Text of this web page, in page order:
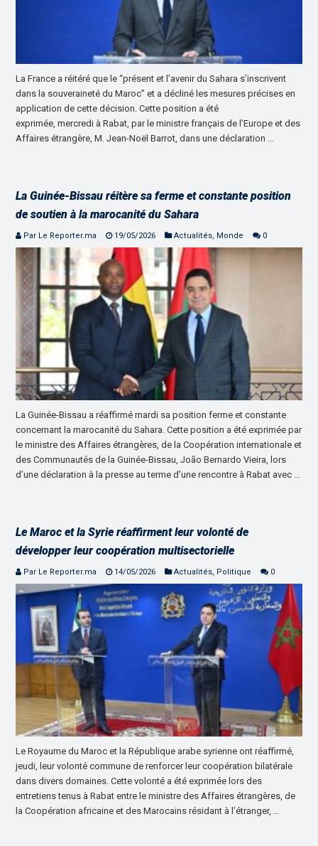
La France a réitéré que le “présent et l’avenir du Sahara s’inscrivent
dans la souveraineté du Maroc” et a décliné les mesures précises en
application de cette décision. Cette position a été
exprimée, mercredi à Rabat, par le ministre français de l’Europe et des
Affaires étrangère, M. Jean-Noël Barrot, dans une déclaration …
La Guinée-Bissau réitère sa ferme et constante position
de soutien à la marocanité du Sahara
Par Le Reporter.ma 19/05/2026 Actualités, Monde 0
La Guinée-Bissau a réaffirmé mardi sa position ferme et constante
concernant la marocanité du Sahara. Cette position a été exprimée par
le ministre des Affaires étrangères, de la Coopération internationale et
des Communautés de la Guinée-Bissau, João Bernardo Vieira, lors
d’une déclaration à la presse au terme d’une rencontre à Rabat avec …
Le Maroc et la Syrie réaffirment leur volonté de
développer leur coopération multisectorielle
Par Le Reporter.ma 14/05/2026 Actualités, Politique 0
Le Royaume du Maroc et la République arabe syrienne ont réaffirmé,
jeudi, leur volonté commune de renforcer leur coopération bilatérale
dans divers domaines. Cette volonté a été exprimée lors des
entretiens tenus à Rabat entre le ministre des Affaires étrangères, de
la Coopération africaine et des Marocains résidant à l’étranger, …